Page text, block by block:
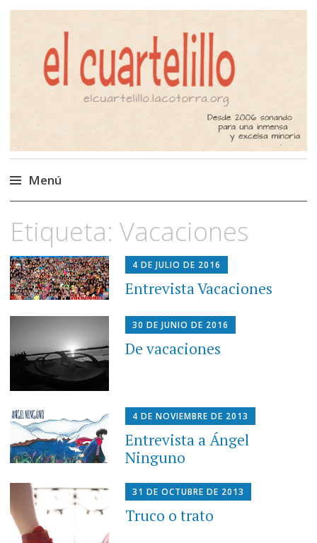
El Cuartelillo
Programa de radio de música
independiente. Podcast
Menú
al
contenido
Etiqueta: Vacaciones
4 DE JULIO DE 2016
Entrevista Vacaciones
30 DE JUNIO DE 2016
De vacaciones
4 DE NOVIEMBRE DE 2013
Entrevista a Ángel
Ninguno
31 DE OCTUBRE DE 2013
Truco o trato